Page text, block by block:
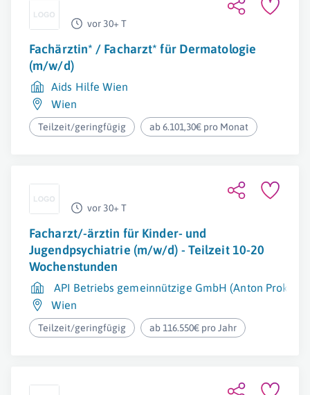
vor 30+ T
Fachärztin* / Facharzt* für Dermatologie
(m/w/d)
Aids Hilfe Wien
Wien
Teilzeit/geringfügig ab 6.101,30€ pro Monat
vor 30+ T
Facharzt/-ärztin für Kinder- und
Jugendpsychiatrie (m/w/d) - Teilzeit 10-20
Wochenstunden
API Betriebs gemeinnützige GmbH (Anton Proksch
Wien
Teilzeit/geringfügig ab 116.550€ pro Jahr